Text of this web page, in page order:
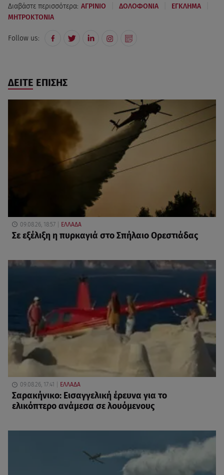
Διαβάστε περισσότερα: ΑΓΡΙΝΙΟ ΔΟΛΟΦΟΝΙΑ ΕΓΚΛΗΜΑ
ΜΗΤΡΟΚΤΟΝΙΑ
Follow us:
ΔΕΙΤΕ ΕΠΙΣΗΣ
09.08.26, 18:57 ΕΛΛΑΔΑ
Σε εξέλιξη η πυρκαγιά στο Σπήλαιο Ορεστιάδας
09.08.26, 17:41 ΕΛΛΑΔΑ
Σαρακήνικο: Εισαγγελική έρευνα για το
ελικόπτερο ανάμεσα σε λουόμενους